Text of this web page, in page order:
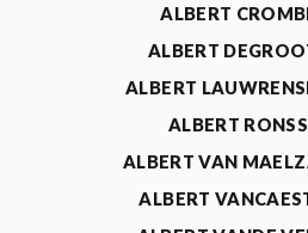
ALBERT
ALBERT
ALBERT
ALBERT
ALBERT VAN
ALBERT